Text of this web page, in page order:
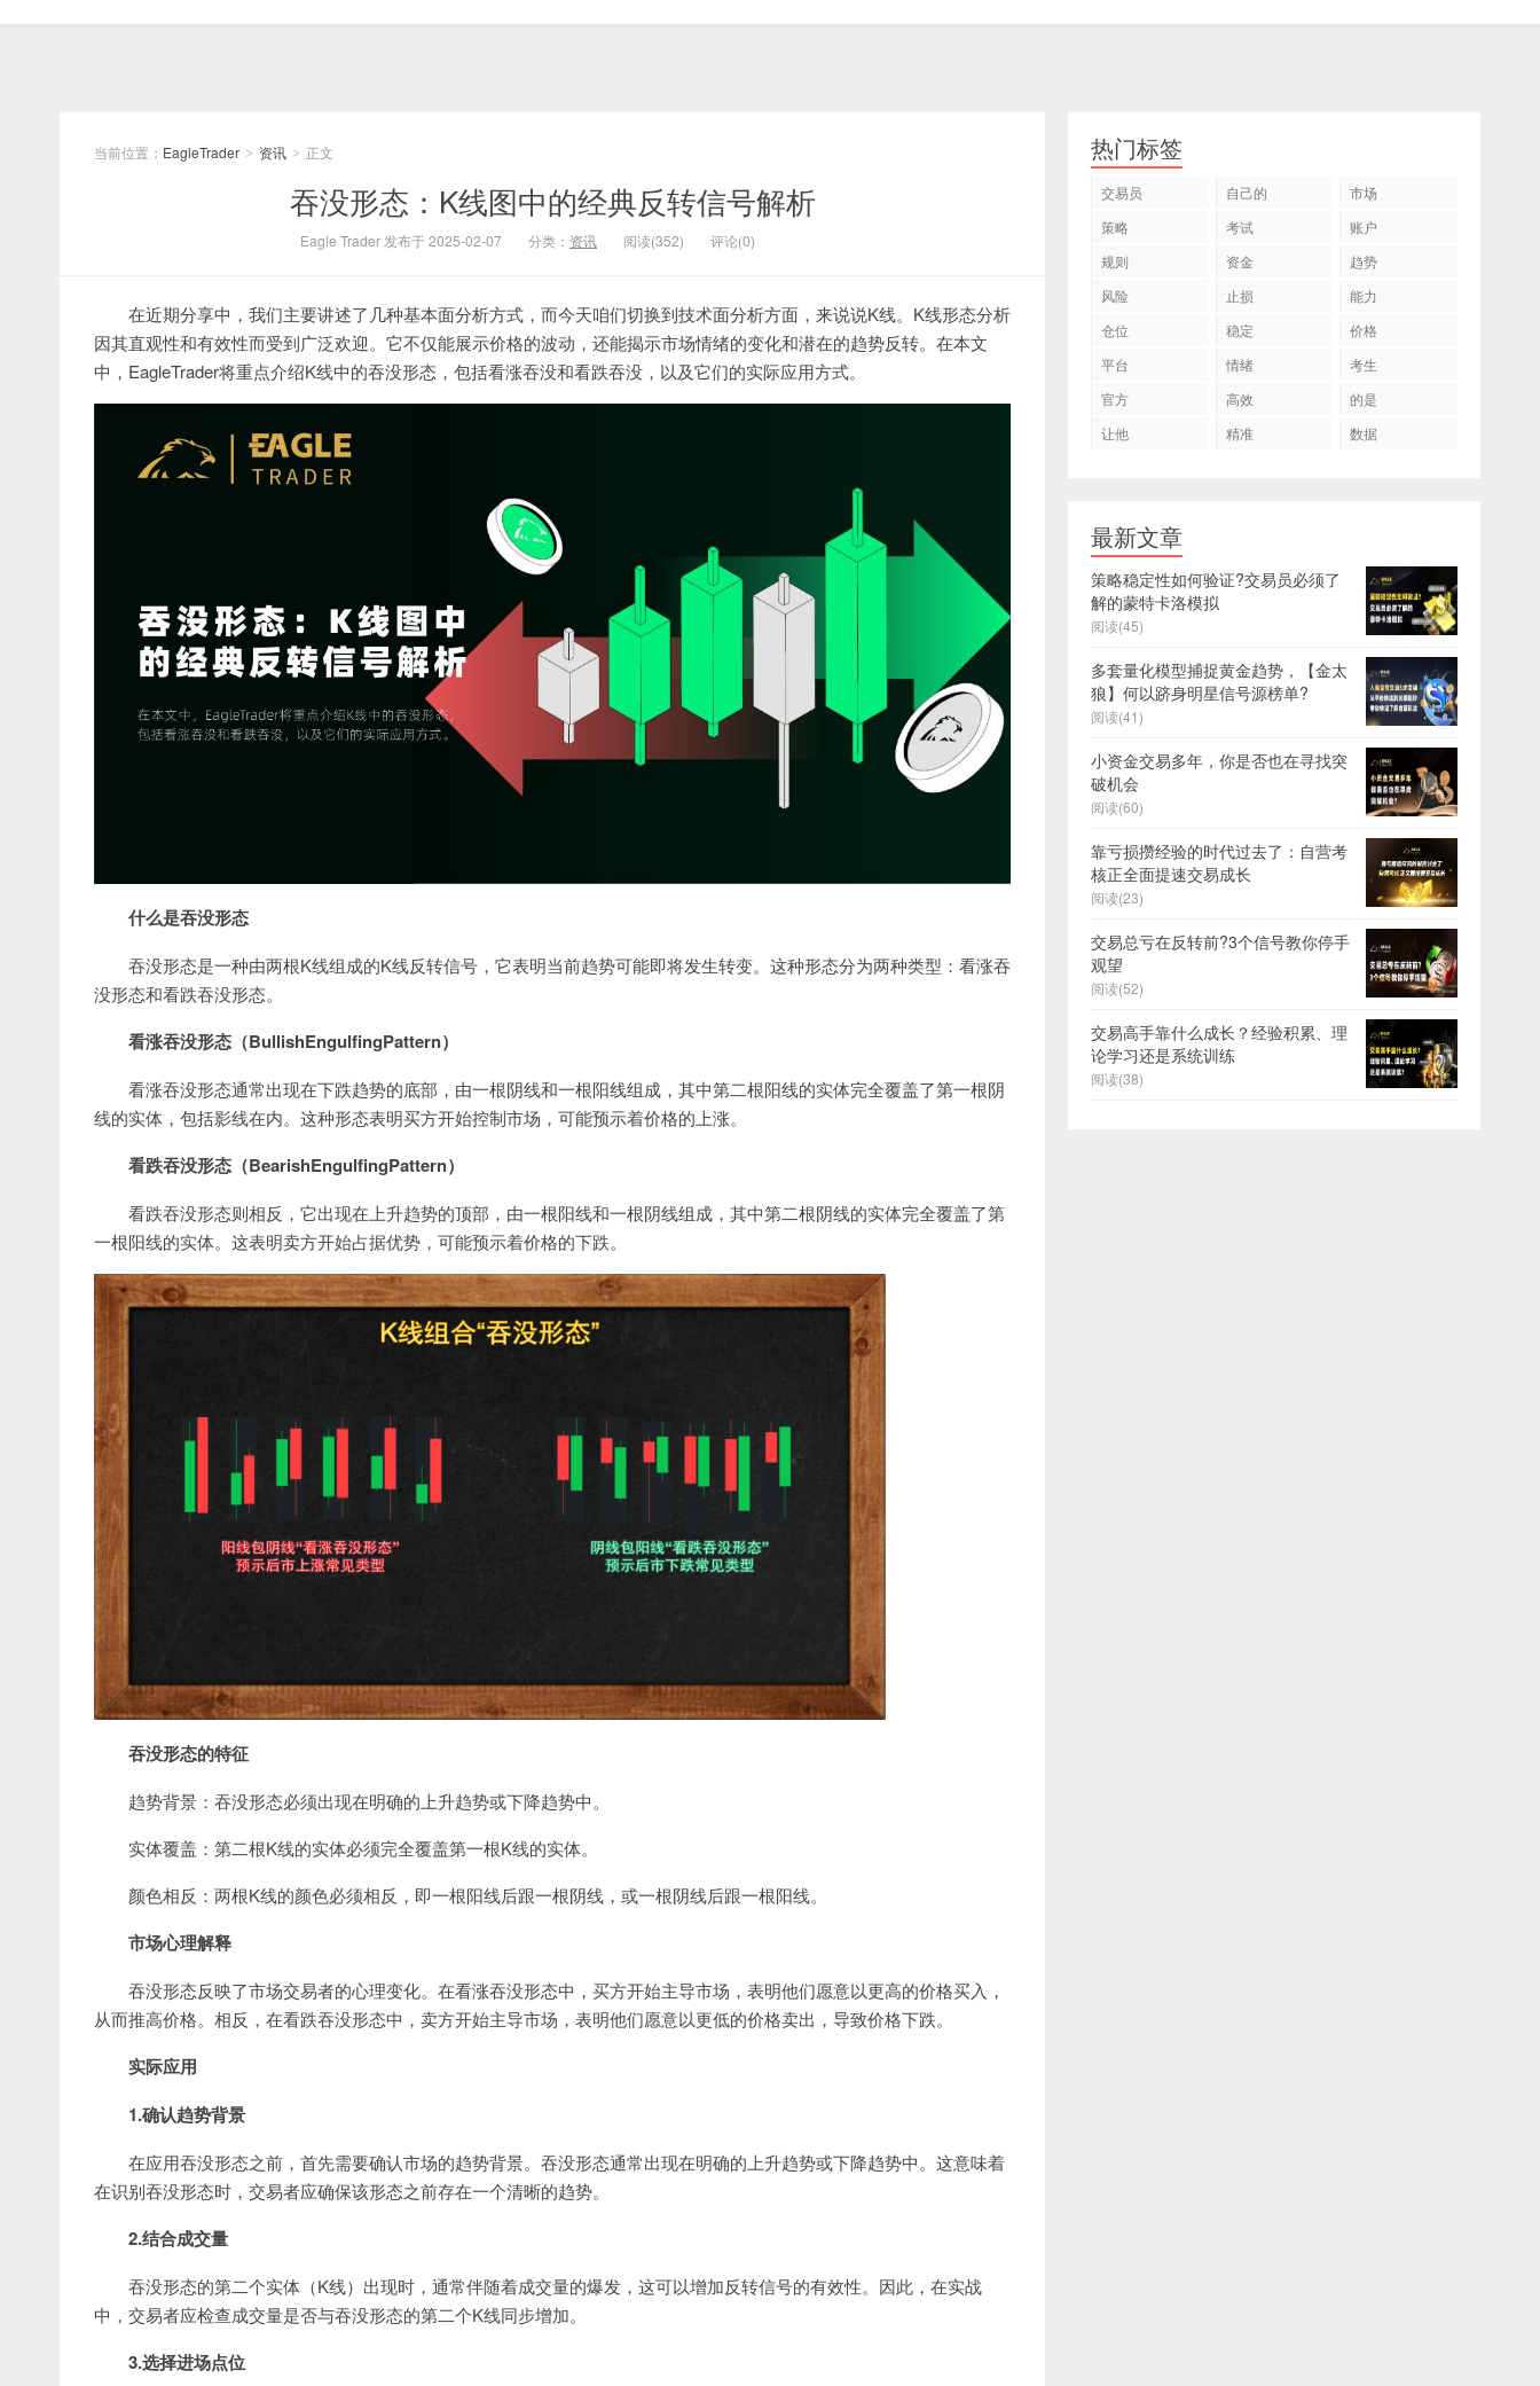
当前位置： EagleTrader > 资讯 > 正文
吞没形态：K线图中的经典反转信号解析
Eagle Trader 发布于 2025-02-07 分类： 资讯 阅读(352) 评论(0)
在近期分享中，我们主要讲述了几种基本面分析方式，而今天咱们切换到技术面分析方面，来说说K线。K线形态分析
因其直观性和有效性而受到广泛欢迎。它不仅能展示价格的波动，还能揭示市场情绪的变化和潜在的趋势反转。在本文
中，EagleTrader将重点介绍K线中的吞没形态，包括看涨吞没和看跌吞没，以及它们的实际应用方式。
什么是吞没形态
吞没形态是一种由两根K线组成的K线反转信号，它表明当前趋势可能即将发生转变。这种形态分为两种类型：看涨吞
没形态和看跌吞没形态。
看涨吞没形态（BullishEngulfingPattern）
看涨吞没形态通常出现在下跌趋势的底部，由一根阴线和一根阳线组成，其中第二根阳线的实体完全覆盖了第一根阴
线的实体，包括影线在内。这种形态表明买方开始控制市场，可能预示着价格的上涨。
看跌吞没形态（BearishEngulfingPattern）
看跌吞没形态则相反，它出现在上升趋势的顶部，由一根阳线和一根阴线组成，其中第二根阴线的实体完全覆盖了第
一根阳线的实体。这表明卖方开始占据优势，可能预示着价格的下跌。
吞没形态的特征
趋势背景：吞没形态必须出现在明确的上升趋势或下降趋势中。
实体覆盖：第二根K线的实体必须完全覆盖第一根K线的实体。
颜色相反：两根K线的颜色必须相反，即一根阳线后跟一根阴线，或一根阴线后跟一根阳线。
市场心理解释
吞没形态反映了市场交易者的心理变化。在看涨吞没形态中，买方开始主导市场，表明他们愿意以更高的价格买入，
从而推高价格。相反，在看跌吞没形态中，卖方开始主导市场，表明他们愿意以更低的价格卖出，导致价格下跌。
实际应用
1.确认趋势背景
在应用吞没形态之前，首先需要确认市场的趋势背景。吞没形态通常出现在明确的上升趋势或下降趋势中。这意味着
在识别吞没形态时，交易者应确保该形态之前存在一个清晰的趋势。
2.结合成交量
吞没形态的第二个实体（K线）出现时，通常伴随着成交量的爆发，这可以增加反转信号的有效性。因此，在实战
中，交易者应检查成交量是否与吞没形态的第二个K线同步增加。
3.选择进场点位
热门标签
交易员 自己的
市场
策略
考试
账户
规则
资金
趋势
风险
止损
能力
仓位
稳定
价格
平台
情绪
考生
官方
高效
的是
让他
精准 数据
最新文章
策略稳定性如何验证?交易员必须了
解的蒙特卡洛模拟
阅读(45)
多套量化模型捕捉黄金趋势，【金太
狼】何以跻身明星信号源榜单?
阅读(41)
小资金交易多年，你是否也在寻找突
破机会
阅读(60)
靠亏损攒经验的时代过去了：自营考
核正全面提速交易成长
阅读(23)
交易总亏在反转前?3个信号教你停手
观望
阅读(52)
交易高手靠什么成长？经验积累、理
论学习还是系统训练
阅读(38)